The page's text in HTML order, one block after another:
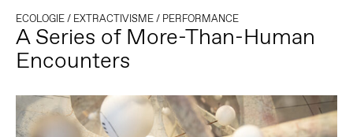
ECOLOGIE/ EXTRACTIVISME/ PERFORMANCE
A Series of More-Than-Human
Encounters